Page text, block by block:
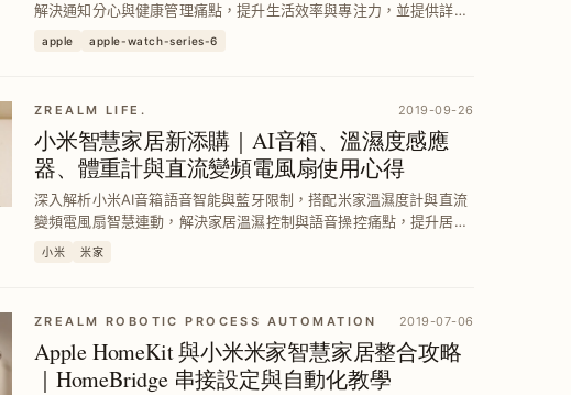
解決通知分心與健康管理痛點，提升生活效率與專注力，並提供詳細
錶帶。
apple apple-watch-series-6
ZREALM LIFE. 2019-09-26
小米智慧家居新添購｜AI音箱、溫濕度感應
器、體重計與直流變頻電風扇使用心得
深入解析小米AI音箱語音智能與藍牙限制，搭配米家溫濕度計與直流
變頻電風扇智慧連動，解決家居溫濕控制與語音操控痛點，提升居家
生活質感與便利性。
小米 米家
ZREALM ROBOTIC PROCESS AUTOMATION 2019-07-06
Apple HomeKit 與小米米家智慧家居整合攻略
｜HomeBridge 串接設定與自動化教學